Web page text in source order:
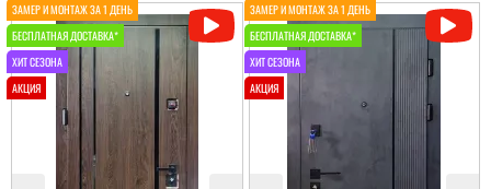
Рано Ятченко
дверью, красиво
смотрится, нигде ни
продувает, шума
изоляция, очень
хорошие и надежные